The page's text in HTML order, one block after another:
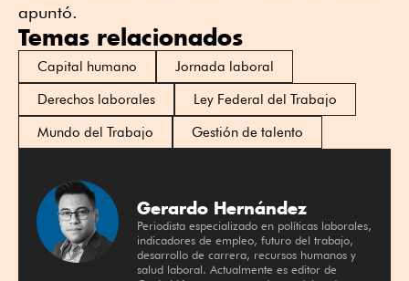
apuntó.
Temas relacionados
Capital humano
Jornada laboral
Derechos laborales
Ley Federal del Trabajo
Mundo del Trabajo
Gestión de talento
Gerardo Hernández
Periodista especializado en políticas laborales,
indicadores de empleo, futuro del trabajo,
desarrollo de carrera, recursos humanos y
salud laboral. Actualmente es editor de